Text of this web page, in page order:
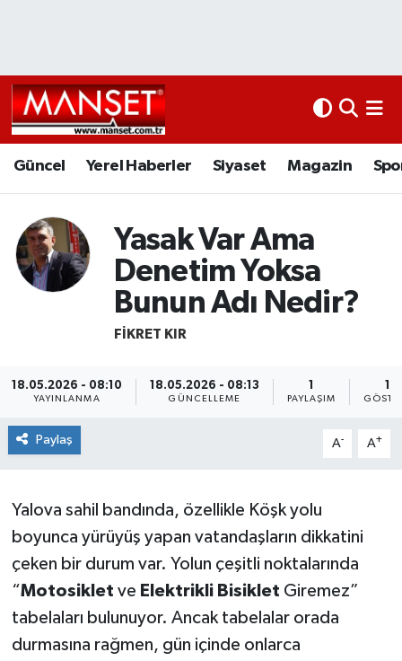
Güncel Yerel Haberler Siyaset Magazin
Yasak Var Ama
Denetim Yoksa
Bunun Adı Nedir?
FIKRET KIR
18.05.2026 - 08:10
YAYINLANMA
18.05.2026 - 08:13
GÜNCELLEME
1
PAYLAŞIM
12
Paylaş A- A+
Yalova sahil bandında, özellikle Köşk yolu
boyunca yürüyüş yapan vatandaşların dikkatini
çeken bir durum var. Yolun çeşitli noktalarında
“Motosiklet ve Elektrikli Bisiklet Giremez”
tabelaları bulunuyor. Ancak tabelalar orada
durmasına rağmen, gün içinde onlarca
Kültür Sanat
Magazin
Spor
İletişim
www.manset.com.tr
Yerel Haberler
Siyaset
Spor
Sağlık
Teknoloji
Yaşam
Hava Durumu
Namaz Vakitleri
Süper Lig Puan Durumu ve Fikstür
Tüm Manşetler
Son Dakika Haberleri
Haber Arşivi